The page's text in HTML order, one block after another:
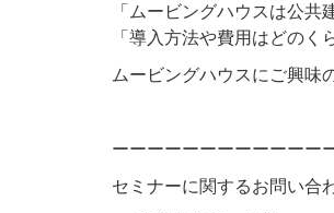
「ムービングハウスは公共
「導入方法や費用はどのく
ムービングハウスにご興味
ーーーーーーーーーーーー
セミナーに関するお問い合